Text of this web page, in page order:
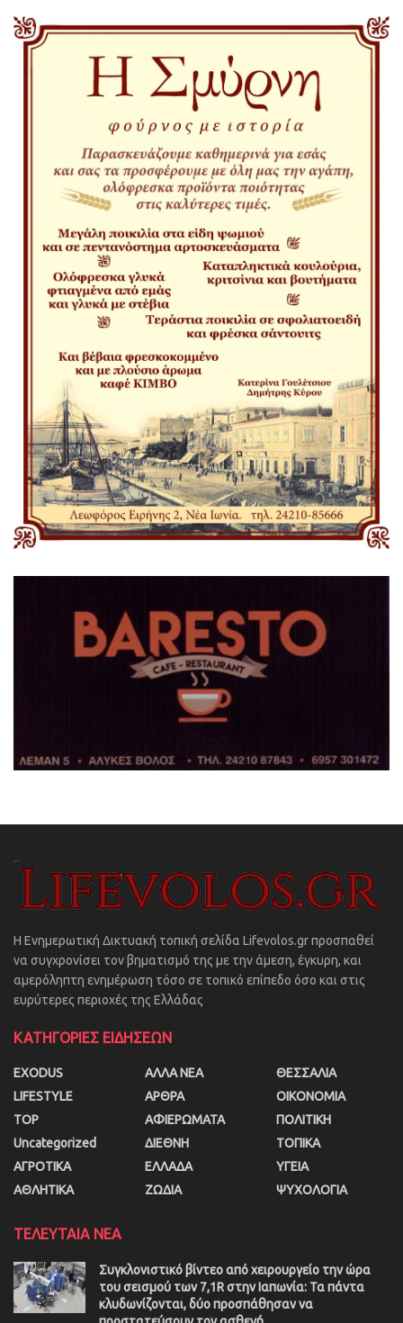
Η Ενημερωτική Δικτυακή τοπική σελίδα Lifevolos.gr προσπαθεί
να συγχρονίσει τον βηματισμό της με την άμεση, έγκυρη, και
αμερόληπτη ενημέρωση τόσο σε τοπικό επίπεδο όσο και στις
ευρύτερες περιοχές της Ελλάδας
ΚΑΤΗΓΟΡΙΕΣ ΕΙΔΗΣΕΩΝ
EXODUS
LIFESTYLE
TOP
Uncategorized
ΑΓΡΟΤΙΚΑ
ΑΘΛΗΤΙΚΑ
ΑΛΛΑ ΝΕΑ
ΑΡΘΡΑ
ΑΦΙΕΡΩΜΑΤΑ
ΔΙΕΘΝΗ
ΕΛΛΑΔΑ
ΖΩΔΙΑ
ΘΕΣΣΑΛΙΑ
ΟΙΚΟΝΟΜΙΑ
ΠΟΛΙΤΙΚΗ
ΤΟΠΙΚΑ
ΥΓΕΙΑ
ΨΥΧΟΛΟΓΙΑ
ΤΕΛΕΥΤΑΙΑ ΝΕΑ
Συγκλονιστικό βίντεο από χειρουργείο την ώρα
του σεισμού των 7,1R στην Ιαπωνία: Τα πάντα
κλυδωνίζονται, δύο προσπάθησαν να